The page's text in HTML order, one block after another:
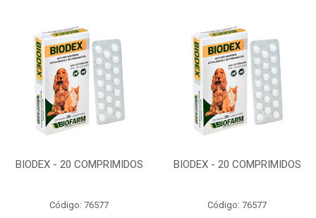
BIODEX - 20 COMPRIMIDOS
Código: 76577
BIODEX - 20 COMPRIMIDOS
Código: 76577